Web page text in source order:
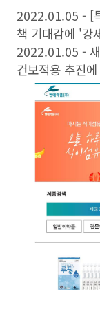
2022.01.05 - [
책 기대감에 '강
2022.01.05 -
건보적용 추진